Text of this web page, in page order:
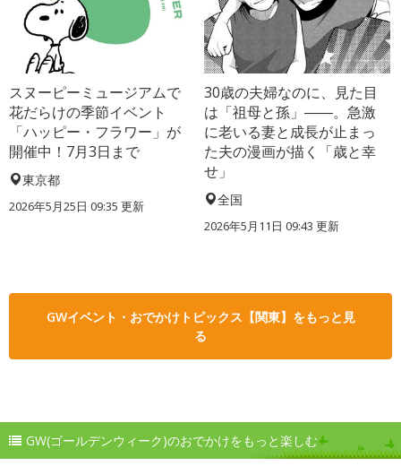
スヌーピーミュージアムで
花だらけの季節イベント
「ハッピー・フラワー」が
開催中！7月3日まで
東京都
2026年5月25日 09:35 更新
30歳の夫婦なのに、見た目
は「祖母と孫」――。急激
に老いる妻と成長が止まっ
た夫の漫画が描く「歳と幸
せ」
全国
2026年5月11日 09:43 更新
GWイベント・おでかけトピックス【関東】をもっと見
る
GW(ゴールデンウィーク)のおでかけをもっと楽しむ